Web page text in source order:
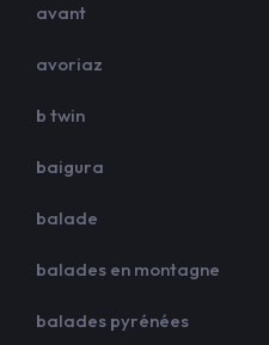
avant
avoriaz
b twin
baigura
balade
balades en montagne
balades pyrénées